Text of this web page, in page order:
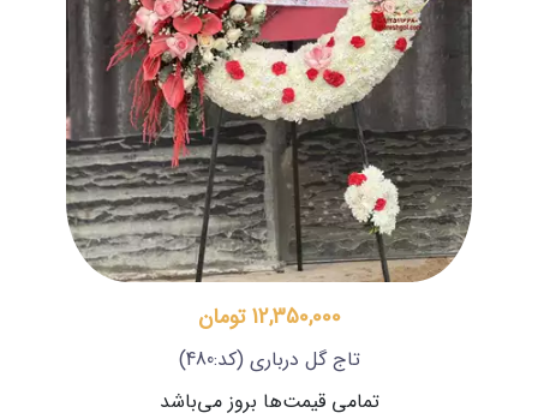
12,350,000 تومان
تاج گل درباری (کد:480)
تمامی قیمت‌ها بروز می‌باشد